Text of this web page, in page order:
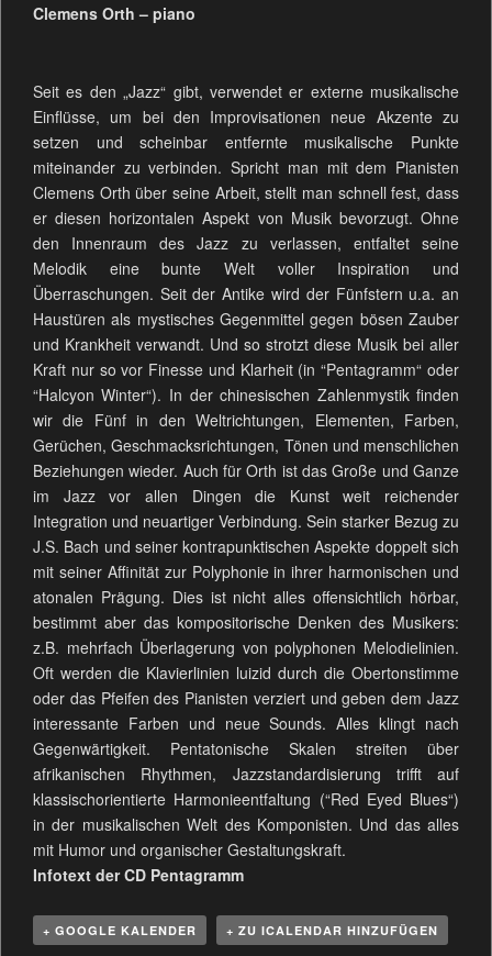
Clemens Orth – piano
Seit es den „Jazz“ gibt, verwendet er externe musikalische
Einflüsse, um bei den Improvisationen neue Akzente zu
setzen und scheinbar entfernte musikalische Punkte
miteinander zu verbinden. Spricht man mit dem Pianisten
Clemens Orth über seine Arbeit, stellt man schnell fest, dass
er diesen horizontalen Aspekt von Musik bevorzugt. Ohne
den Innenraum des Jazz zu verlassen, entfaltet seine
Melodik eine bunte Welt voller Inspiration und
Überraschungen. Seit der Antike wird der Fünfstern u.a. an
Haustüren als mystisches Gegenmittel gegen bösen Zauber
und Krankheit verwandt. Und so strotzt diese Musik bei aller
Kraft nur so vor Finesse und Klarheit (in “Pentagramm“ oder
“Halcyon Winter“). In der chinesischen Zahlenmystik finden
wir die Fünf in den Weltrichtungen, Elementen, Farben,
Gerüchen, Geschmacksrichtungen, Tönen und menschlichen
Beziehungen wieder. Auch für Orth ist das Große und Ganze
im Jazz vor allen Dingen die Kunst weit reichender
Integration und neuartiger Verbindung. Sein starker Bezug zu
J.S. Bach und seiner kontrapunktischen Aspekte doppelt sich
mit seiner Affinität zur Polyphonie in ihrer harmonischen und
atonalen Prägung. Dies ist nicht alles offensichtlich hörbar,
bestimmt aber das kompositorische Denken des Musikers:
z.B. mehrfach Überlagerung von polyphonen Melodielinien.
Oft werden die Klavierlinien luizid durch die Obertonstimme
oder das Pfeifen des Pianisten verziert und geben dem Jazz
interessante Farben und neue Sounds. Alles klingt nach
Gegenwärtigkeit. Pentatonische Skalen streiten über
afrikanischen Rhythmen, Jazzstandardisierung trifft auf
klassischorientierte Harmonieentfaltung (“Red Eyed Blues“)
in der musikalischen Welt des Komponisten. Und das alles
mit Humor und organischer Gestaltungskraft.
Infotext der CD Pentagramm
+ GOOGLE KALENDER + ZU ICALENDAR HINZUFÜGEN